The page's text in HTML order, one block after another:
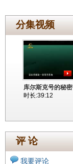
分集视频
库尔斯克号的秘密
时长:39:12
评 论
我要评论